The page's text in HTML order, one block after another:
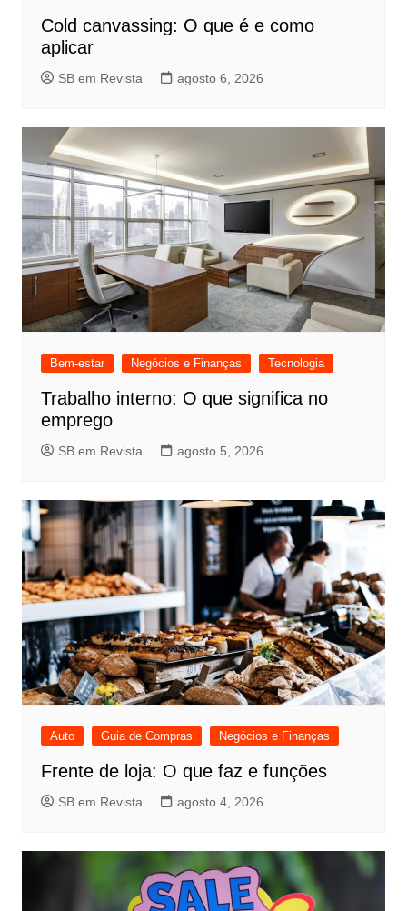
Cold canvassing: O que é e como
aplicar
SB em Revista agosto 6, 2026
Bem-estar Negócios e Finanças Tecnologia
Trabalho interno: O que significa no
emprego
SB em Revista agosto 5, 2026
Auto Guia de Compras Negócios e Finanças
Frente de loja: O que faz e funções
SB em Revista agosto 4, 2026